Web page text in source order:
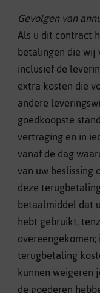
Gevolgen van
Als u dit contract
betalingen die wij
inclusief de
extra kosten die
andere
goedkoopste
vertraging en in
vanaf de dag
van uw beslissing
deze
betaalmiddel dat
hebt gebruikt,
terugbetaling
kunnen